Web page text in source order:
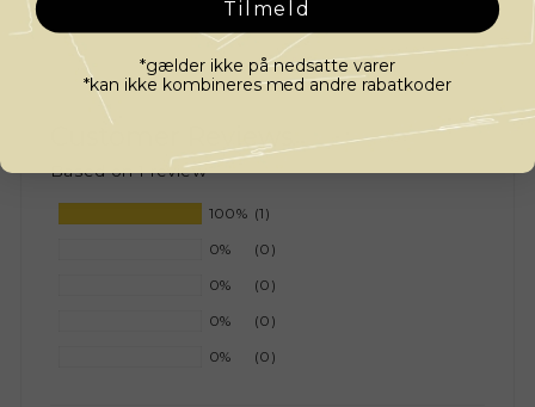
Based on 1 review
100% (1)
0%
(0)
0%
(0)
0%
(0)
0%
(0)
Tilmeld
*gælder ikke på nedsatte varer
*kan ikke kombineres med andre rabatkoder